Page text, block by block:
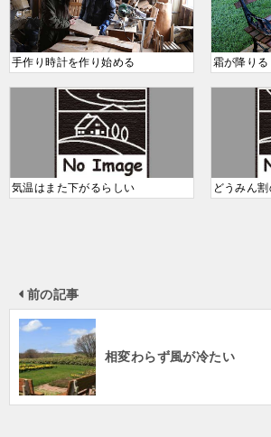
手作り時計を作り始める 霜が降りる
気温はまた下がるらしい どうみん
前の記事
相変わらず風が冷たい